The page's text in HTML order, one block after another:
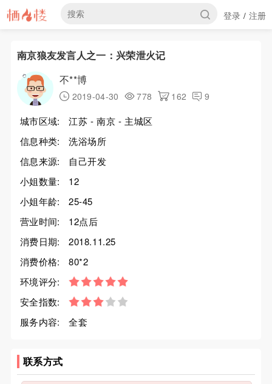
登录 / 注册
南京狼友发言人之一：兴荣泄火记
不**博
2019-04-30 778 162 9
城市区域:
江苏 - 南京 - 主城区
信息种类:
洗浴场所
信息来源:
自己开发
小姐数量:
12
小姐年龄:
25-45
营业时间:
12点后
消费日期:
2018.11.25
消费价格:
80*2
环境评分:
安全指数:
服务内容:
全套
联系方式